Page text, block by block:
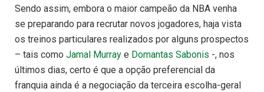
Sendo assim, embora o maior campeão da NBA venha
se preparando para recrutar novos jogadores, haja vista
os treinos particulares realizados por alguns prospectos
– tais como Jamal Murray e Domantas Sabonis -, nos
últimos dias, certo é que a opção preferencial da
franquia ainda é a negociação da terceira escolha-geral